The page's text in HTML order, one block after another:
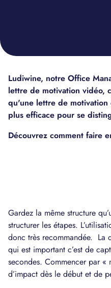
Ludiwine, notre Office
lettre de motivation vidéo,
qu'une lettre de motivation
plus efficace pour se
Découvrez comment faire
Gardez la même structure
structurer les étapes.
donc très recommandée. La
qui est important c’est de
secondes. Commencer par «
d’impact dès le début et de